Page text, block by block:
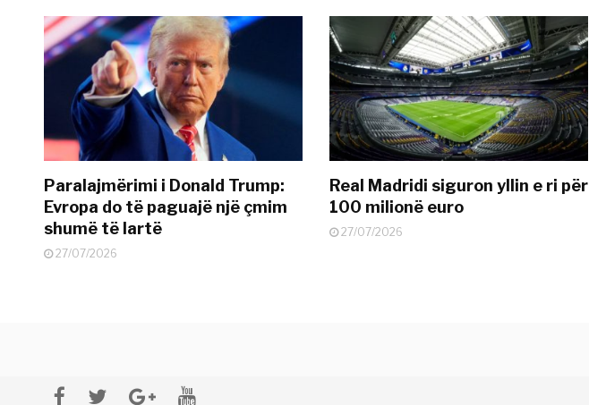
Paralajmërimi i Donald Trump:
Evropa do të paguajë një çmim
shumë të lartë
27/07/2026
Real Madridi siguron yllin e ri për
100 milionë euro
27/07/2026